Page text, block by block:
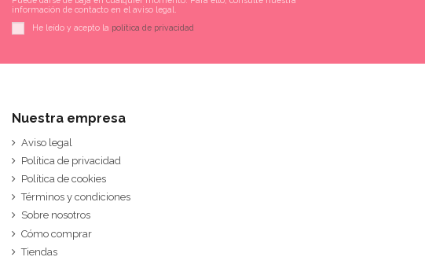
información de contacto en el aviso legal.
He leído y acepto la política de privacidad
Nuestra empresa
Aviso legal
Política de privacidad
Política de cookies
Términos y condiciones
Sobre nosotros
Cómo comprar
Tiendas